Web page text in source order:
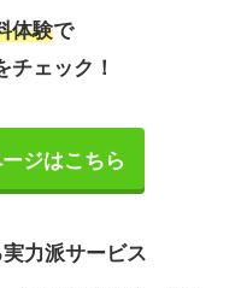
体験で
チェック！
ジはこちら
力派サービス